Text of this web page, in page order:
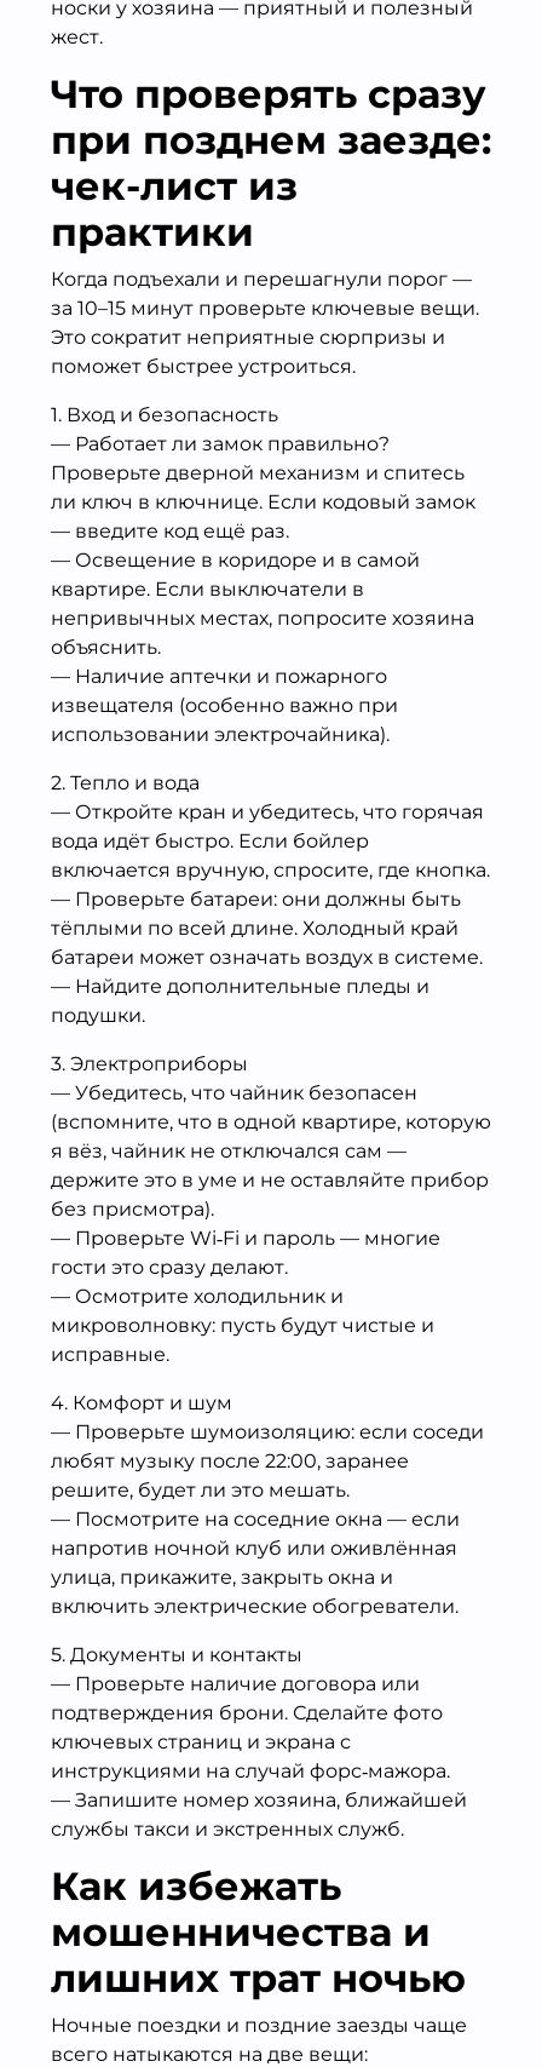
носки у хозяина — приятный и полезный
жест.
Что проверять сразу
при позднем заезде:
чек-лист из
практики
Когда подъехали и перешагнули порог —
за 10–15 минут проверьте ключевые вещи.
Это сократит неприятные сюрпризы и
поможет быстрее устроиться.
1. Вход и безопасность
— Работает ли замок правильно?
Проверьте дверной механизм и спитесь
ли ключ в ключнице. Если кодовый замок
— введите код ещё раз.
— Освещение в коридоре и в самой
квартире. Если выключатели в
непривычных местах, попросите хозяина
объяснить.
— Наличие аптечки и пожарного
извещателя (особенно важно при
использовании электрочайника).
2. Тепло и вода
— Откройте кран и убедитесь, что горячая
вода идёт быстро. Если бойлер
включается вручную, спросите, где кнопка.
— Проверьте батареи: они должны быть
тёплыми по всей длине. Холодный край
батареи может означать воздух в системе.
— Найдите дополнительные пледы и
подушки.
3. Электроприборы
— Убедитесь, что чайник безопасен
(вспомните, что в одной квартире, которую
я вёз, чайник не отключался сам —
держите это в уме и не оставляйте прибор
без присмотра).
— Проверьте Wi‑Fi и пароль — многие
гости это сразу делают.
— Осмотрите холодильник и
микроволновку: пусть будут чистые и
исправные.
4. Комфорт и шум
— Проверьте шумоизоляцию: если соседи
любят музыку после 22:00, заранее
решите, будет ли это мешать.
— Посмотрите на соседние окна — если
напротив ночной клуб или оживлённая
улица, прикажите, закрыть окна и
включить электрические обогреватели.
5. Документы и контакты
— Проверьте наличие договора или
подтверждения брони. Сделайте фото
ключевых страниц и экрана с
инструкциями на случай форс‑мажора.
— Запишите номер хозяина, ближайшей
службы такси и экстренных служб.
Как избежать
мошенничества и
лишних трат ночью
Ночные поездки и поздние заезды чаще
всего натыкаются на две вещи: